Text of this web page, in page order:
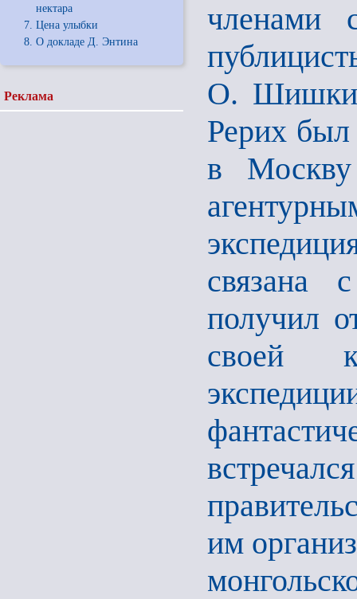
нектара
Цена улыбки
О докладе Д. Энтина
Реклама
членами
О.
Рерих
в
связана
получил
своей
им